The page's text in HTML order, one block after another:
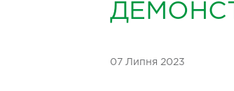
07 Липня 2023